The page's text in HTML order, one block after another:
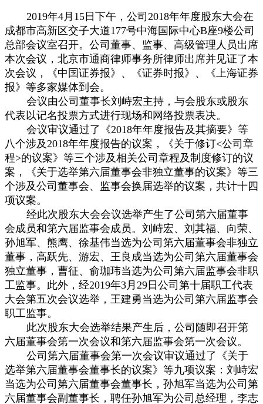
2019年4月15日下午，公司2018年年度股东大会在
成都市高新区交子大道177号中海国际中心B座9楼公司
总部会议室召开。公司董事、监事、高级管理人员出席
本次会议，北京市通商律师事务所律师出席并见证了本
次会议，《中国证券报》、《证券时报》、《上海证券
报》等多家媒体到会。
会议由公司董事长刘峙宏主持，与会股东或股东
代表以记名投票方式进行现场和网络投票表决。
会议审议通过了《2018年年度报告及其摘要》等
八个涉及2018年年度报告的议案，《关于修订<公司章
程>的议案》等三个涉及相关公司章程及制度修订的议
案，《关于选举第六届董事会非独立董事的议案》等三
个涉及公司董事会、监事会换届选举的议案，共计十四
项议案。
经此次股东大会会议选举产生了公司第六届董事
会成员和第六届监事会成员。刘峙宏、刘其福、向荣、
孙旭军、熊鹰、徐基伟当选为公司第六届董事会非独立
董事，高跃先、游宏、王良成当选为公司第六届董事会
独立董事，曹征、俞珈玮当选为公司第六届监事会非职
工监事。此外，经2019年3月 29 日公司第十届职工代表
大会第五次会议选举，王建勇当选为公司第六届监事会
职工监事。
此次股东大会选举结果产生后，公司随即召开第
六届董事会第一次会议和第六届监事会第一次会议。
公司第六届董事会第一次会议审议通过了《关于
选举第六届董事会董事长的议案》等九项议案：刘峙宏
当选为公司第六届董事会董事长，孙旭军当选为公司第
六届董事会副董事长，聘任孙旭军为公司总经理，李志